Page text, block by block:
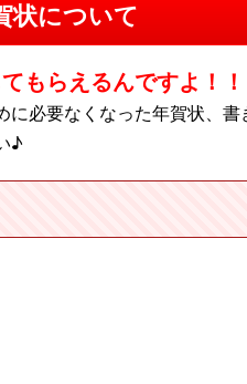
状について
もらえるんですよ！！
必要なくなった年賀状、書
♪